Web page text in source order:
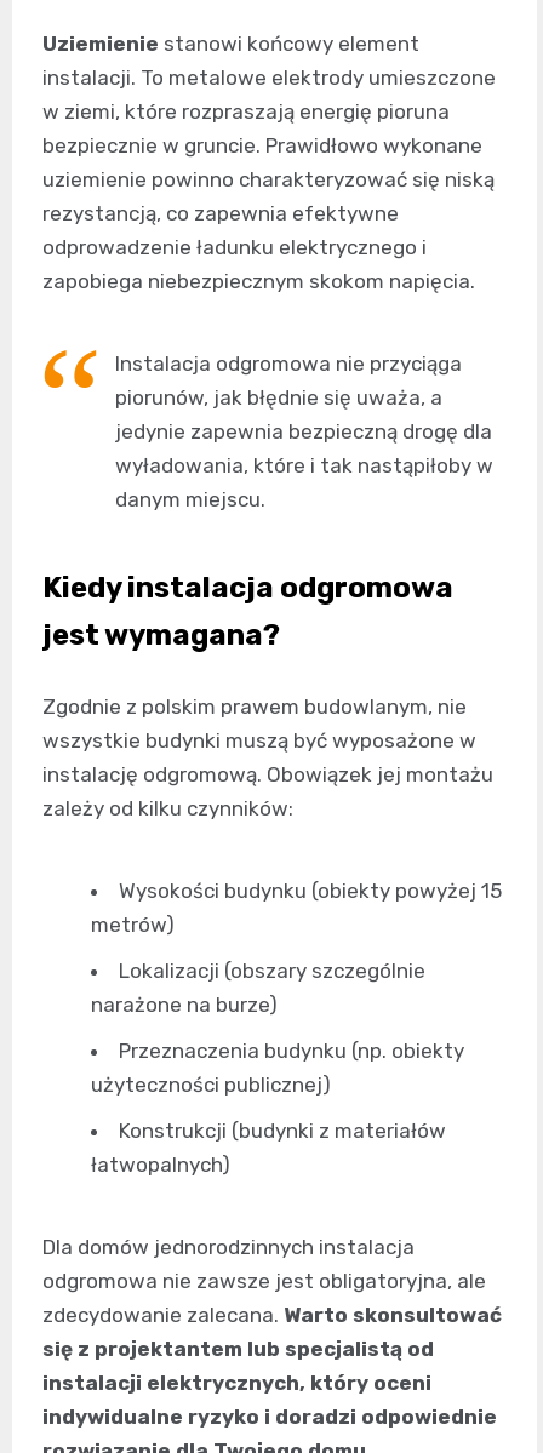
Uziemienie stanowi końcowy element
instalacji. To metalowe elektrody umieszczone
w ziemi, które rozpraszają energię pioruna
bezpiecznie w gruncie. Prawidłowo wykonane
uziemienie powinno charakteryzować się niską
rezystancją, co zapewnia efektywne
odprowadzenie ładunku elektrycznego i
zapobiega niebezpiecznym skokom napięcia.
Instalacja odgromowa nie przyciąga
piorunów, jak błędnie się uważa, a
jedynie zapewnia bezpieczną drogę dla
wyładowania, które i tak nastąpiłoby w
danym miejscu.
Kiedy instalacja odgromowa
jest wymagana?
Zgodnie z polskim prawem budowlanym, nie
wszystkie budynki muszą być wyposażone w
instalację odgromową. Obowiązek jej montażu
zależy od kilku czynników:
Wysokości budynku (obiekty powyżej 15
metrów)
Lokalizacji (obszary szczególnie
narażone na burze)
Przeznaczenia budynku (np. obiekty
użyteczności publicznej)
Konstrukcji (budynki z materiałów
łatwopalnych)
Dla domów jednorodzinnych instalacja
odgromowa nie zawsze jest obligatoryjna, ale
zdecydowanie zalecana. Warto skonsultować
się z projektantem lub specjalistą od
instalacji elektrycznych, który oceni
indywidualne ryzyko i doradzi odpowiednie